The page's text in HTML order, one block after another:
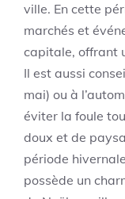
ville. En cette
marchés et
capitale, offrant
Il est aussi
mai) ou à
éviter la foule
doux et de
période
possède un